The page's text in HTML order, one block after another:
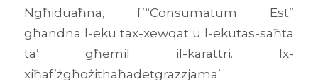
Ngħiduaħna, f’“Consumatum Est”
għandna l-eku tax-xewqat u l-ekutas-saħta
ta’ għemil il-karattri. Ix-
xiħaf’żgħożithaħadetgrazzjama’